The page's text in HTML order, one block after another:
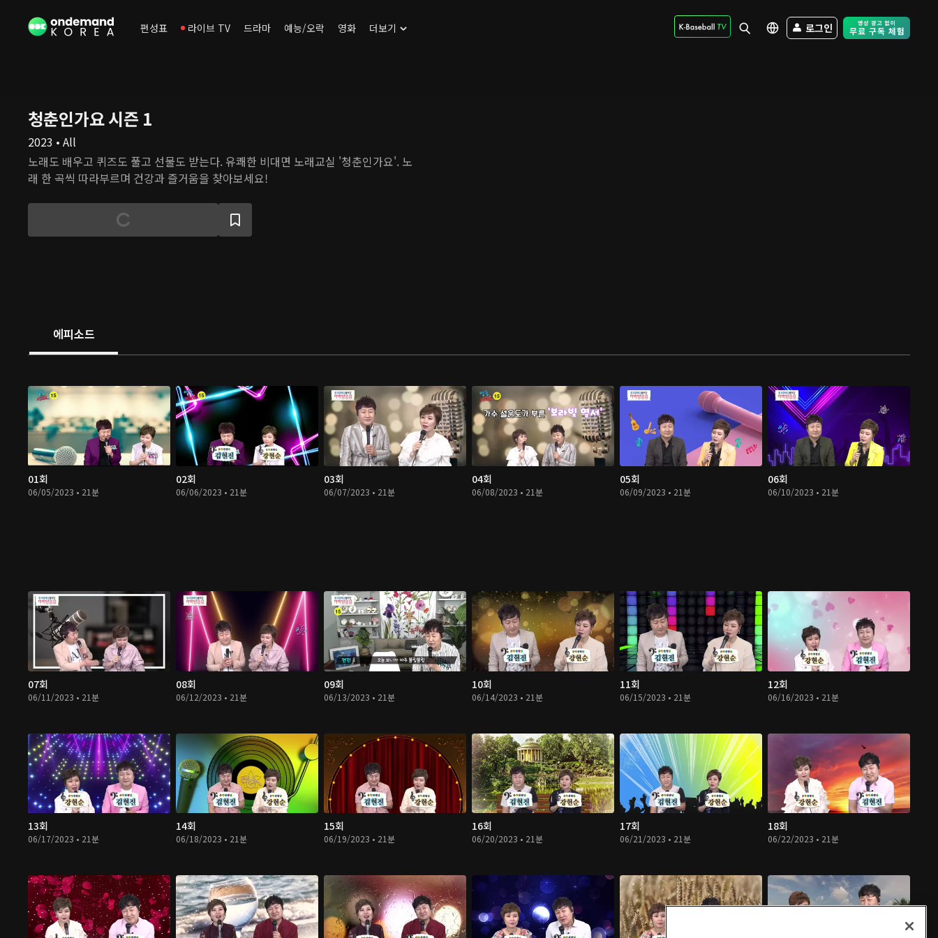
편성표 라이브 TV 드라마 예능/오락 영화 더보기 로그인 Free Trial -
청춘인가요 시즌 1
2023 • All
노래도 배우고 퀴즈도 풀고 선물도 받는다. 유쾌한 비대면 노래교실 '청춘인가요'. 노
래 한 곡씩 따라부르며 건강과 즐거움을 찾아보세요!
에피소드
01회
06/05/2023 • 21분
02회
06/06/2023 • 21분
03회
06/07/2023 • 21분
04회
06/08/2023 • 21분
05회
06/09/2023 • 21분
06회
06/10/2023 • 21분
07회
06/11/2023 • 21분
08회
06/12/2023 • 21분
09회
06/13/2023 • 21분
10회
06/14/2023 • 21분
11회
06/15/2023 • 21분
12회
06/16/2023 • 21분
13회
06/17/2023 • 21분
14회
06/18/2023 • 21분
15회
06/19/2023 • 21분
16회
06/20/2023 • 21분
17회
06/21/2023 • 21분
18회
06/22/2023 • 21분